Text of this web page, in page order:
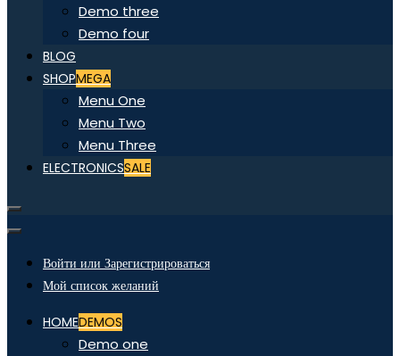
Demo three
Demo four
BLOG
SHOPMEGA
Menu One
Menu Two
Menu Three
ELECTRONICSSALE
Войти или Зарегистрироваться
Мой список желаний
HOMEDEMOS
Demo one